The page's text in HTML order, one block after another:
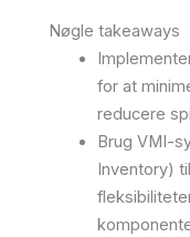
Nøgle takeaways
for at
reducere
Brug VMI-
Inventory)